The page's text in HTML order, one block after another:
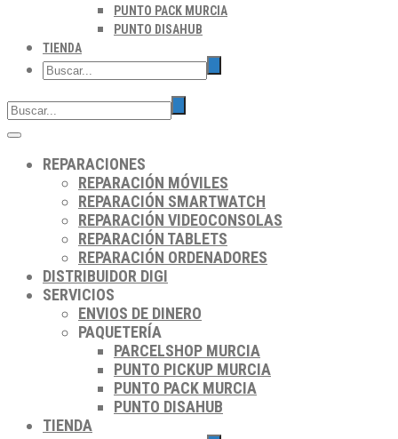
PUNTO PACK MURCIA
PUNTO DISAHUB
TIENDA
REPARACIONES
REPARACIÓN MÓVILES
REPARACIÓN SMARTWATCH
REPARACIÓN VIDEOCONSOLAS
REPARACIÓN TABLETS
REPARACIÓN ORDENADORES
DISTRIBUIDOR DIGI
SERVICIOS
ENVIOS DE DINERO
PAQUETERÍA
PARCELSHOP MURCIA
PUNTO PICKUP MURCIA
PUNTO PACK MURCIA
PUNTO DISAHUB
TIENDA